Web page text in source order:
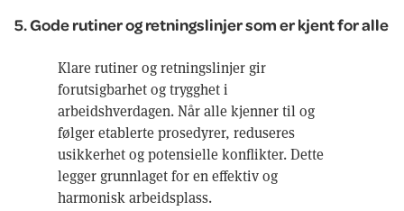
5. Gode rutiner og retningslinjer som er kjent for alle
Klare rutiner og retningslinjer gir
forutsigbarhet og trygghet i
arbeidshverdagen. Når alle kjenner til og
følger etablerte prosedyrer, reduseres
usikkerhet og potensielle konflikter. Dette
legger grunnlaget for en effektiv og
harmonisk arbeidsplass.